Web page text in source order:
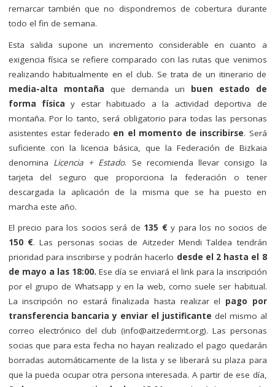
remarcar también que no dispondremos de cobertura durante
todo el fin de semana.
Esta salida supone un incremento considerable en cuanto a
exigencia física se refiere comparado con las rutas que venimos
realizando habitualmente en el club. Se trata de un itinerario de
media-alta montaña que demanda un buen estado de
forma física y estar habituado a la actividad deportiva de
montaña. Por lo tanto, será obligatorio para todas las personas
asistentes estar federado en el momento de inscribirse. Será
suficiente con la licencia básica, que la Federación de Bizkaia
denomina Licencia + Estado. Se recomienda llevar consigo la
tarjeta del seguro que proporciona la federación o tener
descargada la aplicación de la misma que se ha puesto en
marcha este año.
El precio para los socios será de 135 € y para los no socios de
150 €. Las personas socias de Aitzeder Mendi Taldea tendrán
prioridad para inscribirse y podrán hacerlo desde el 2 hasta el 8
de mayo a las 18:00. Ese día se enviará el link para la inscripción
por el grupo de Whatsapp y en la web, como suele ser habitual.
La inscripción no estará finalizada hasta realizar el pago por
transferencia bancaria y enviar el justificante del mismo al
correo electrónico del club (info@aitzedermt.org). Las personas
socias que para esta fecha no hayan realizado el pago quedarán
borradas automáticamente de la lista y se liberará su plaza para
que la pueda ocupar otra persona interesada. A partir de ese día,